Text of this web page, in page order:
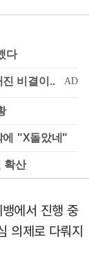
다
에 "X돌았네"
확산
에서 진행 중
의제로 다뤄지